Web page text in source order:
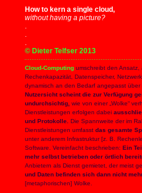
How to kern a single cloud,
without having a picture?
.
.
.
© Dieter Telfser 2013
Cloud-Computing umschreibt den Ansatz,
Rechenkapazität, Datenspeicher,
dynamisch an den Bedarf angepasst über
Nutzersicht scheint die zur Verfügung
undurchsichtig, wie von einer „Wolke“
Dienstleistungen erfolgen dabei
und Protokolle. Die Spannweite der im
Dienstleistungen umfasst das gesamte
unter anderem Infrastruktur [z. B.
Software. Vereinfacht beschrieben: Ein
mehr selbst betrieben oder örtlich
Anbietern als Dienst gemietet, der meist
und Daten befinden sich dann nicht
[metaphorischen] Wolke.